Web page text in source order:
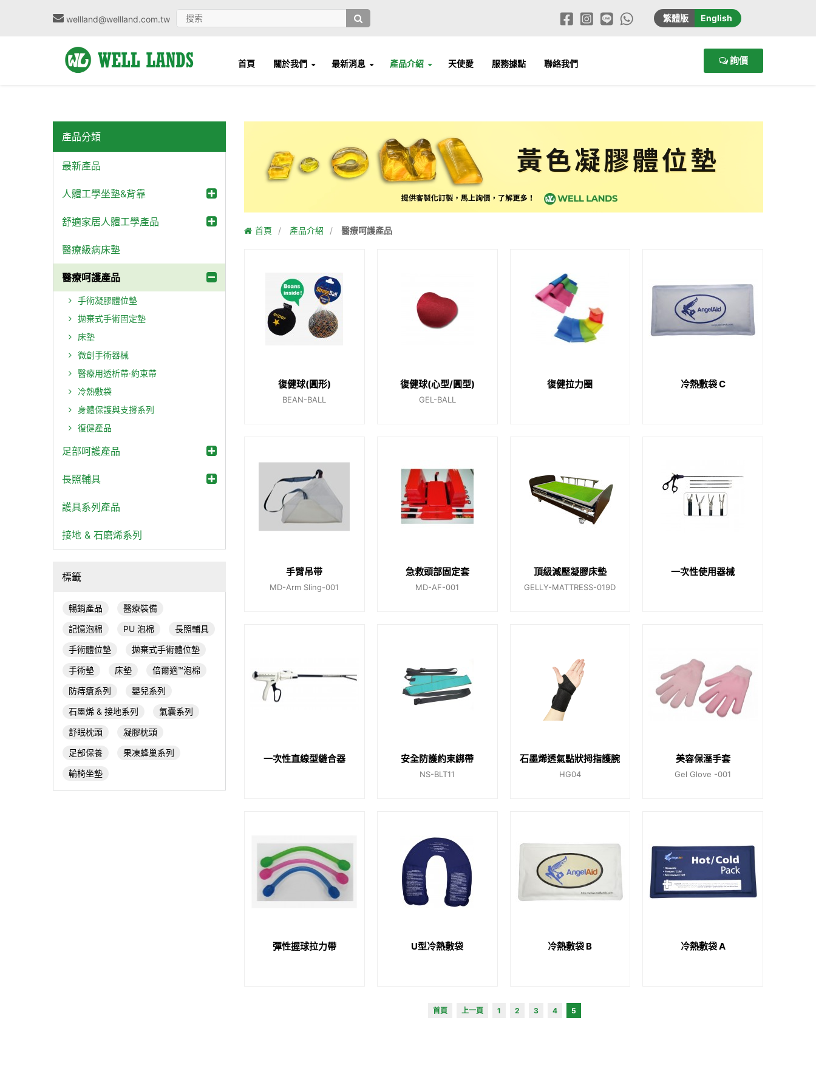
wellland@wellland.com.tw 繁體版 English
首頁 關於我們 最新消息 產品介紹 天使愛 服務據點 聯絡我們 詢價
產品分類
最新產品
人體工學坐墊&背靠
舒適家居人體工學產品
醫療級病床墊
醫療呵護產品
手術凝膠體位墊
拋棄式手術固定墊
床墊
微創手術器械
醫療用透析帶‧約束帶
冷熱敷袋
身體保護與支撐系列
復健產品
足部呵護產品
長照輔具
護具系列產品
接地 & 石磨烯系列
標籤
暢銷產品
醫療裝備
記憶泡棉
PU 泡棉
長照輔具
手術體位墊
拋棄式手術體位墊
手術墊
床墊
倍爾適™泡棉
防痔瘡系列
嬰兒系列
石墨烯 & 接地系列
氣囊系列
舒眠枕頭
凝膠枕頭
足部保養
果凍蜂巢系列
輪椅坐墊
首頁 / 產品介紹 / 醫療呵護產品
復健球(圓形)
BEAN-BALL
復健球(心型/圓型)
GEL-BALL
復健拉力圈 冷熱敷袋 C
手臂吊带
MD-Arm Sling-001
急救頭部固定套
MD-AF-001
頂級減壓凝膠床墊
GELLY-MATTRESS-019D
一次性使用器械
一次性直線型縫合器 安全防護約束綁帶
NS-BLT11
石墨烯透氣點狀拇指護腕
HG04
美容保溼手套
Gel Glove -001
彈性握球拉力帶 U型冷熱敷袋 冷熱敷袋 B 冷熱敷袋 A
首頁 上一頁 1 2 3 4 5